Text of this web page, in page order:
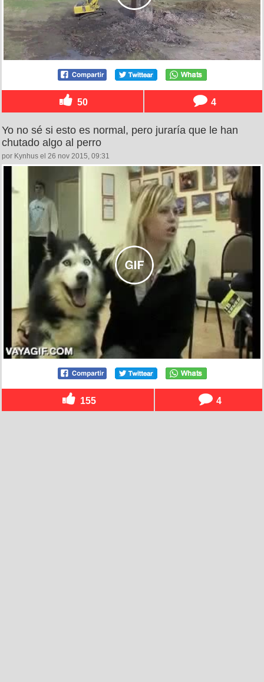
50 4
Yo no sé si esto es normal, pero juraría que le han
chutado algo al perro
por Kynhus el 26 nov 2015, 09:31
155 4